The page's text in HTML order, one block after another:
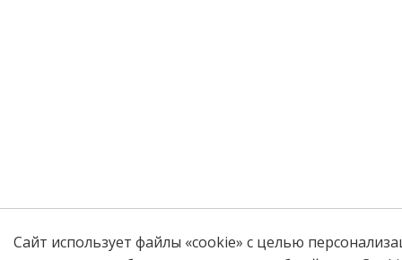
Сайт использует файлы «cookie» с целью